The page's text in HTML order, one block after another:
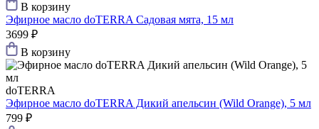
В корзину
Эфирное масло doTERRA Садовая мята, 15 мл
3699 ₽
В корзину
doTERRA
Эфирное масло doTERRA Дикий апельсин (Wild Orange), 5 мл
799 ₽